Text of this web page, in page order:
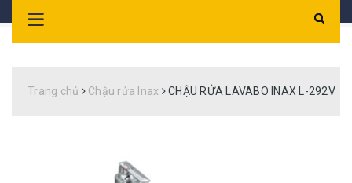
Trang chủ Chậu rửa Inax CHẬU RỬA LAVABO INAX L-292V